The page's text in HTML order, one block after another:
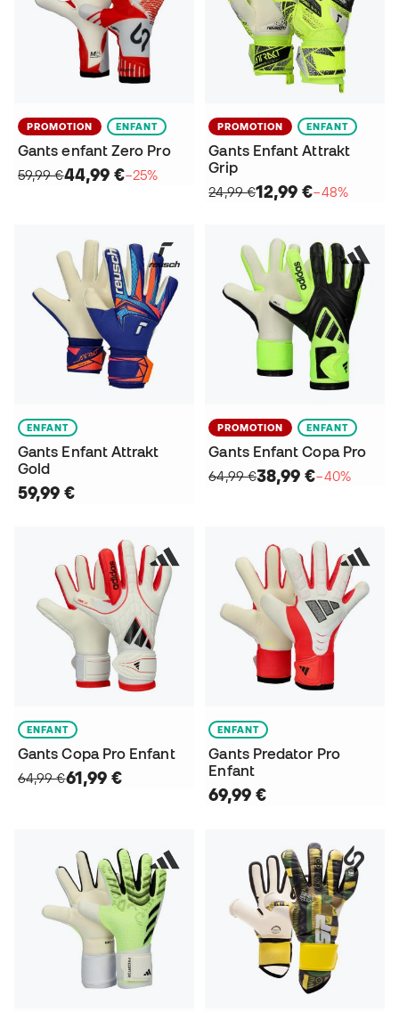
PROMOTION ENFANT
Gants enfant Zero Pro
59,99 €44,99 €−25%
PROMOTION ENFANT
Gants Enfant Attrakt
Grip
24,99 €12,99 €−48%
ENFANT
Gants Enfant Attrakt
Gold
59,99 €
PROMOTION ENFANT
Gants Enfant Copa Pro
64,99 €38,99 €−40%
ENFANT
Gants Copa Pro Enfant
64,99 €61,99 €
ENFANT
Gants Predator Pro
Enfant
69,99 €